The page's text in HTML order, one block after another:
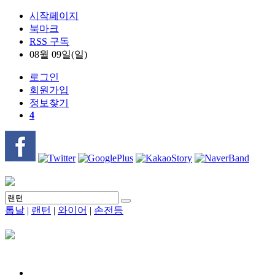
시작페이지
북마크
RSS 구독
08월 09일(일)
로그인
회원 가입
정보찾기
4
톱날 | 랜턴 | 와이어 | 손전등